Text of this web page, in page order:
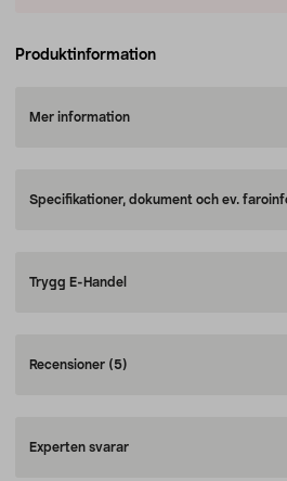
Produktinformation
Mer information
Specifikationer, dokument och ev.
Trygg E-Handel
Recensioner (5)
Experten svarar